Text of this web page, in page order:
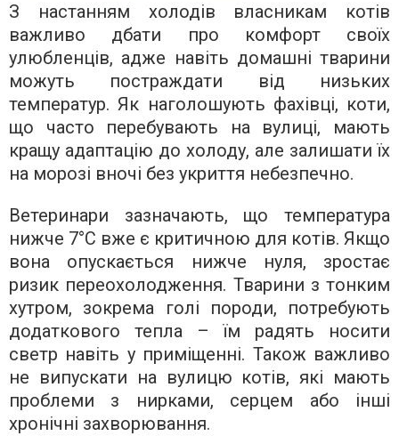
З настанням холодів власникам котів
важливо дбати про комфорт своїх
улюбленців, адже навіть домашні тварини
можуть постраждати від низьких
температур. Як наголошують фахівці, коти,
що часто перебувають на вулиці, мають
кращу адаптацію до холоду, але залишати їх
на морозі вночі без укриття небезпечно.
Ветеринари зазначають, що температура
нижче 7°C вже є критичною для котів. Якщо
вона опускається нижче нуля, зростає
ризик переохолодження. Тварини з тонким
хутром, зокрема голі породи, потребують
додаткового тепла – їм радять носити
светр навіть у приміщенні. Також важливо
не випускати на вулицю котів, які мають
проблеми з нирками, серцем або інші
хронічні захворювання.